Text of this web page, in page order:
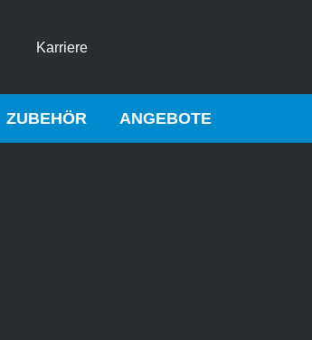
Karriere
ZUBEHÖR ANGEBOTE